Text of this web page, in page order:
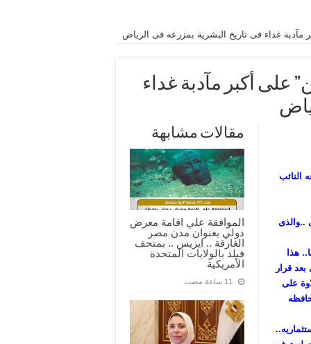
مآدبة غداء فى تاريخ البشرية بمزرعه فى الرياض
على أكبر مآدبة غداء
مقالات مشابهة
الموافقة علي اقامة معرض
دولي بعنوان مدن مصر
الغارقة .. ايزيس .. بمتحف
فيلد بالولايات المتحدة
الأمريكية
النائب
..والذى
هذا
قرار
على